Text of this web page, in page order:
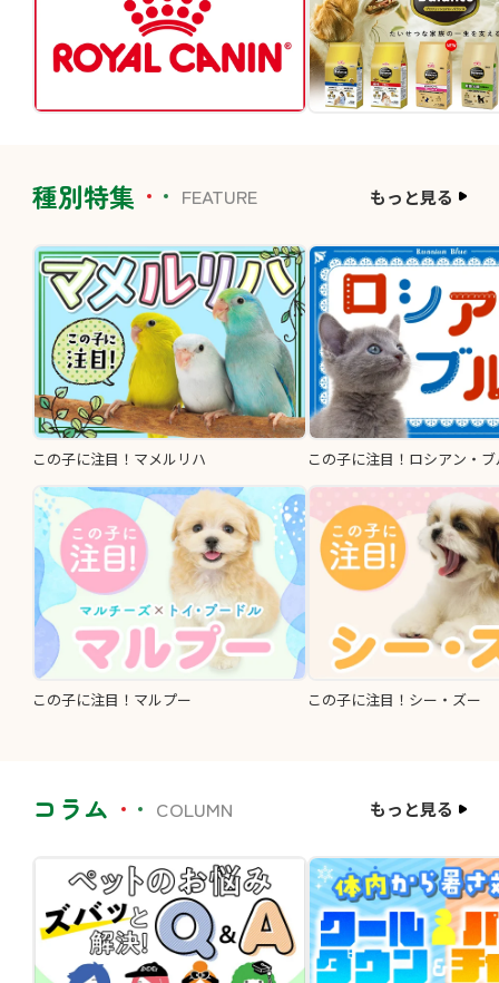
種別特集 FEATURE もっと見る
この子に注目！マメルリハ この子に注目！ロシアン・
この子に注目！マルプー この子に注目！シー・ズー
コラム COLUMN もっと見る